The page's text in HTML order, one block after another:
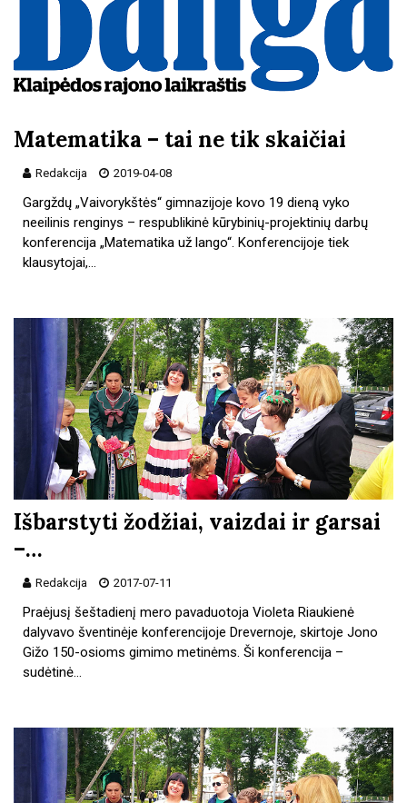
Matematika – tai ne tik skaičiai
Redakcija 2019-04-08
Gargždų „Vaivorykštės“ gimnazijoje kovo 19 dieną vyko
neeilinis renginys – respublikinė kūrybinių-projektinių darbų
konferencija „Matematika už lango“. Konferencijoje tiek
klausytojai,…
Išbarstyti žodžiai, vaizdai ir garsai
–…
Redakcija 2017-07-11
Praėjusį šeštadienį mero pavaduotoja Violeta Riaukienė
dalyvavo šventinėje konferencijoje Drevernoje, skirtoje Jono
Gižo 150-osioms gimimo metinėms. Ši konferencija –
sudėtinė…